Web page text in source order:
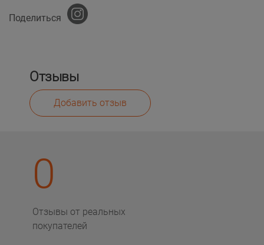
Поделиться
Отзывы
Добавить отзыв
0
Отзывы от реальных
покупателей